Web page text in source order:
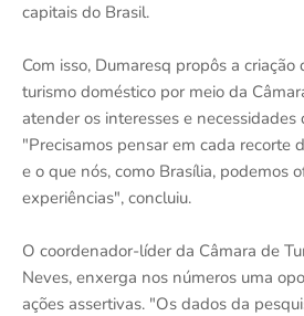
capitais do Brasil.
Com isso, Dumaresq propôs a
turismo doméstico por meio da
atender os interesses e necessidades
"Precisamos pensar em cada recorte
e o que nós, como Brasília, podemos
experiências", concluiu.
O coordenador-líder da Câmara de
Neves, enxerga nos números uma
ações assertivas. "Os dados da